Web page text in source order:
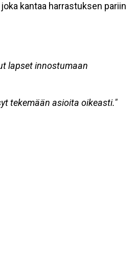
kantaa harrastuksen pariin
lapset innostumaan
tekemään asioita oikeasti."